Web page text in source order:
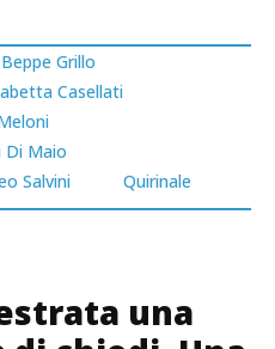
Beppe Grillo
Casellati
Di Maio
Salvini Quirinale
una